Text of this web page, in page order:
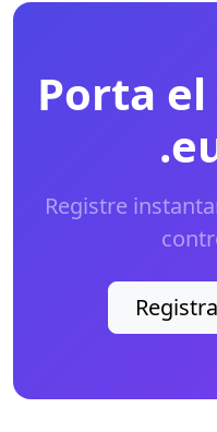
Porta
Registre